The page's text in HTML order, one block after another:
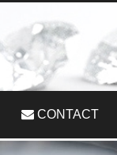
CONTACT